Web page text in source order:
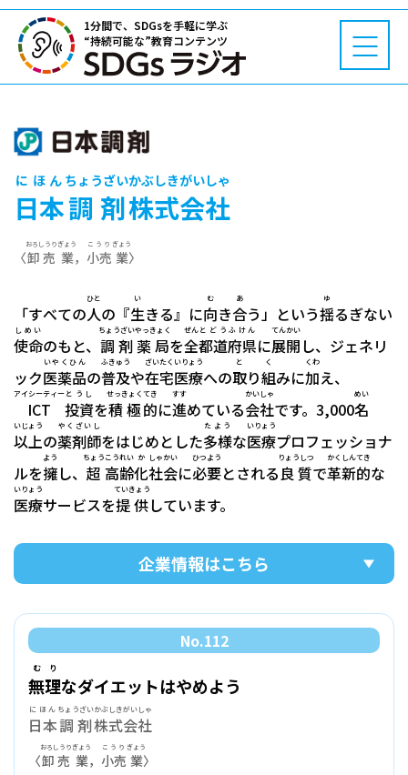
1分間で、SDGsを手軽に学ぶ
“持続可能な”教育コンテンツ
日本
にほん
調剤
ちょうざい
株式会社
かぶしきがいしゃ
〈卸売
おろしうり
業
ぎょう
， 小売
こうり
業
ぎょう
〉
「すべての人
ひと
の『生
い
きる』に向き合
む あ
う」という揺
ゆ
るぎない
使命
しめい
のもと、 調剤
ちょうざい
薬局
やっきょく
を全
ぜん
都道府県
とどうふけん
に展開
てんかい
し、ジェネリ
ック医薬品
いやくひん
の普及
ふきゅう
や在宅
ざいたく
医療
いりょう
への取り組
と く
みに加
くわ
え、
ICT
アイシーティー
投資
とうし
を積極
せっきょく
的
てき
に進
すす
めている会社
かいしゃ
です。3,000名
めい
以上
いじょう
の薬剤師
やくざいし
をはじめとした多様
たよう
な医療
いりょう
プロフェッショナ
ルを擁
よう
し、 超
ちょう
高齢
こうれい
化
か
社会
しゃかい
に必要
ひつよう
とされる良質
りょうしつ
で革新
かくしん
的
てき
な
医療
いりょう
サービスを提供
ていきょう
しています。
企業情報はこちら
No.112
無理
むり
なダイエットはやめよう
日本
にほん
調剤
ちょうざい
株式会社
かぶしきがいしゃ
〈卸売
おろしうり
業
ぎょう
， 小売
こうり
業
ぎょう
〉